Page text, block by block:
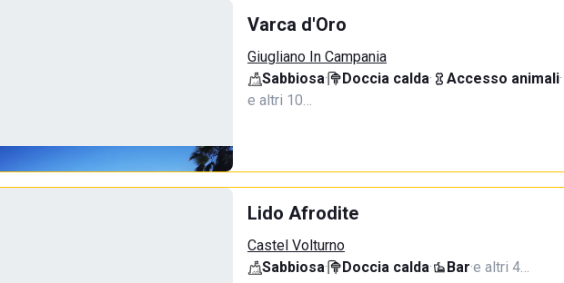
Varca d'Oro
Giugliano In Campania
Sabbiosa· Doccia calda· Accesso animali·
e altri 10…
Lido Afrodite
Castel Volturno
Sabbiosa· Doccia calda· Bar·e altri 4…